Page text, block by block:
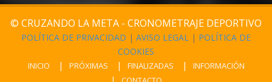
© CRUZANDO LA META - CRONOMETRAJE DEPORTIVO
POLÍTICA DE PRIVACIDAD | AVISO LEGAL | POLÍTICA DE
COOKIES
INICIO PRÓXIMAS FINALIZADAS
INFORMACIÓN